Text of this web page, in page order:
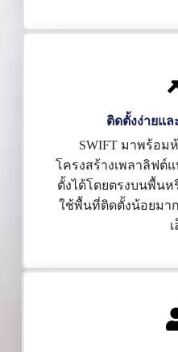
ติดตั้งง่ายแ
SWIFT มาพร้อม
โครงสร้างเพลาลิฟต์
ตั้งได้โดยตรงบนพื้นห
ใช้พื้นที่ติดตั้งน้อยมา